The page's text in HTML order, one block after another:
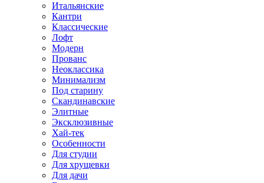
Итальянские
Кантри
Классические
Лофт
Модерн
Прованс
Неоклассика
Минимализм
Под старину
Скандинавские
Элитные
Эксклюзивные
Хай-тек
Особенности
Для студии
Для хрущевки
Для дачи